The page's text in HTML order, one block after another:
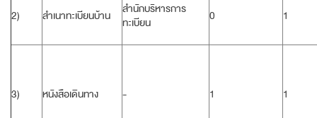
2) สำเนาทะเบียนบ้าน
สำนักบริหารการ
ทะเบียน
0 1
3) หนังสือเดินทาง - 1 1